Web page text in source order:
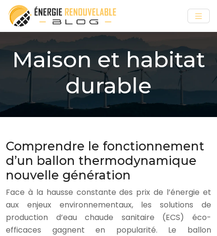
Maison et habitat
durable
Comprendre le fonctionnement
d’un ballon thermodynamique
nouvelle génération
Face à la hausse constante des prix de l’énergie et
aux enjeux environnementaux, les solutions de
production d’eau chaude sanitaire (ECS) éco-
efficaces gagnent en popularité. Le ballon